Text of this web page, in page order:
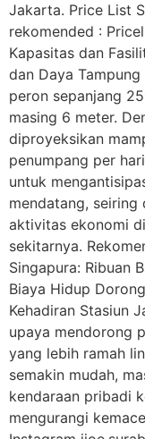
Jakarta. Price List
rekomended :
Kapasitas dan
dan Daya
peron sepanjang
masing 6 meter.
diproyeksikan
penumpang per
untuk
mendatang,
aktivitas ekonomi
sekitarnya.
Singapura: Ribuan
Biaya Hidup
Kehadiran Stasiun
upaya mendorong
yang lebih ramah
semakin mudah,
kendaraan pribadi
mengurangi